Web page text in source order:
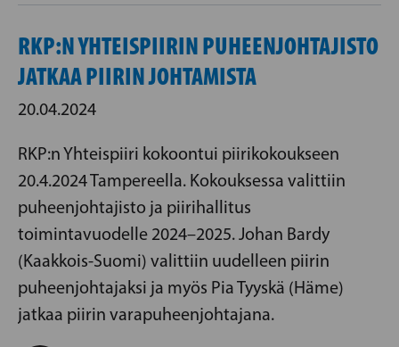
RKP:N YHTEISPIIRIN PUHEENJOHTAJISTO
JATKAA PIIRIN JOHTAMISTA
20.04.2024
RKP:n Yhteispiiri kokoontui piirikokoukseen
20.4.2024 Tampereella. Kokouksessa valittiin
puheenjohtajisto ja piirihallitus
toimintavuodelle 2024–2025. Johan Bardy
(Kaakkois-Suomi) valittiin uudelleen piirin
puheenjohtajaksi ja myös Pia Tyyskä (Häme)
jatkaa piirin varapuheenjohtajana.